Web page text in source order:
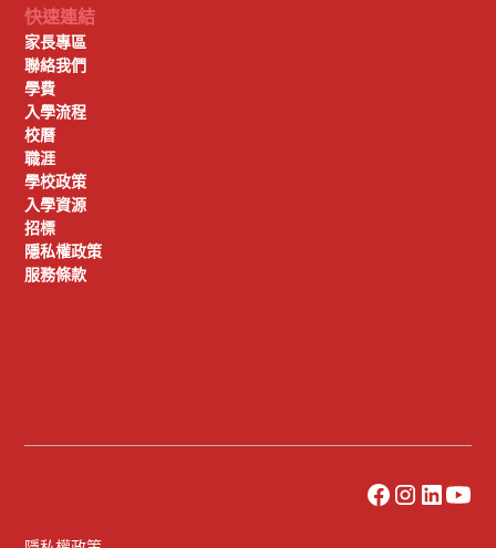
快速連結
家長專區
聯絡我們
學費
入學流程
校曆
職涯
學校政策
入學資源
招標
隱私權政策
服務條款